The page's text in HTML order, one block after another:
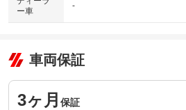
ー車
-
車両保証
3ヶ月 保証